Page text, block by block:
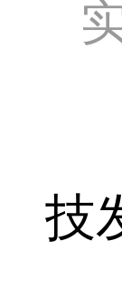
技